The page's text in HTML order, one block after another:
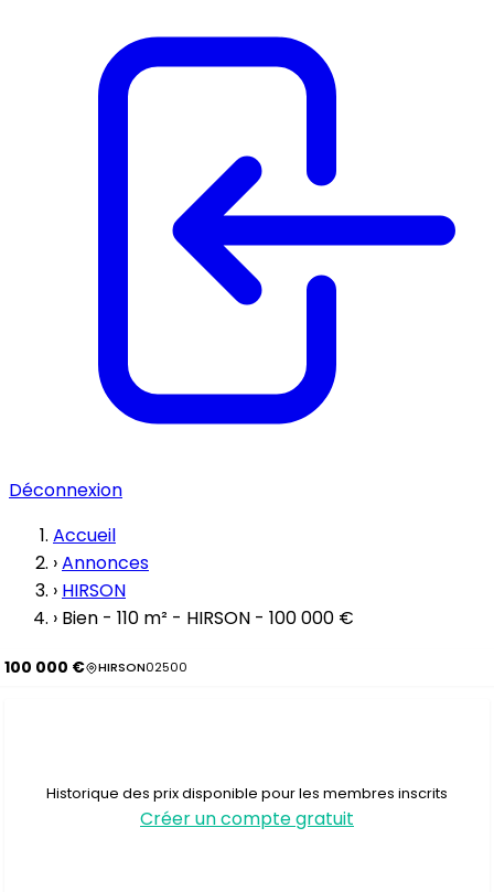
Déconnexion
Accueil
›Annonces
› HIRSON
› Bien - 110 m² - HIRSON - 100 000 €
100 000 € HIRSON02500
Historique des prix disponible pour les membres inscrits
Créer un compte gratuit